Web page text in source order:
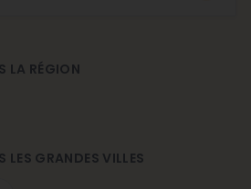
LA RÉGION
GRANDES VILLES